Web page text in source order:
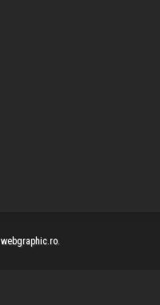
webgraphic.ro.